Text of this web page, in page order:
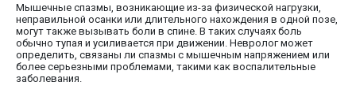
Мышечные спазмы, возникающие из-за физической нагрузки,
неправильной осанки или длительного нахождения в одной позе,
могут также вызывать боли в спине. В таких случаях боль
обычно тупая и усиливается при движении. Невролог может
определить, связаны ли спазмы с мышечным напряжением или
более серьезными проблемами, такими как воспалительные
заболевания.